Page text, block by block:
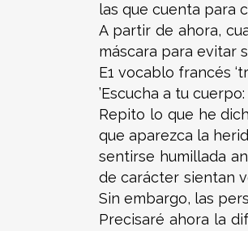
las que cuenta para
A partir de ahora,
máscara para evitar
E1 vocablo francés
’Escucha a tu
Repito lo que he
que aparezca la
sentirse humillada
de carácter sientan
Sin embargo, las
Precisaré ahora la